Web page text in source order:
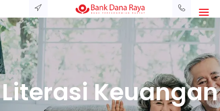
Literasi Keuangan